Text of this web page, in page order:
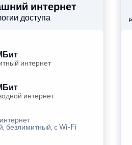
интернет
доступа
интернет
интернет
безлимитный, с Wi-Fi